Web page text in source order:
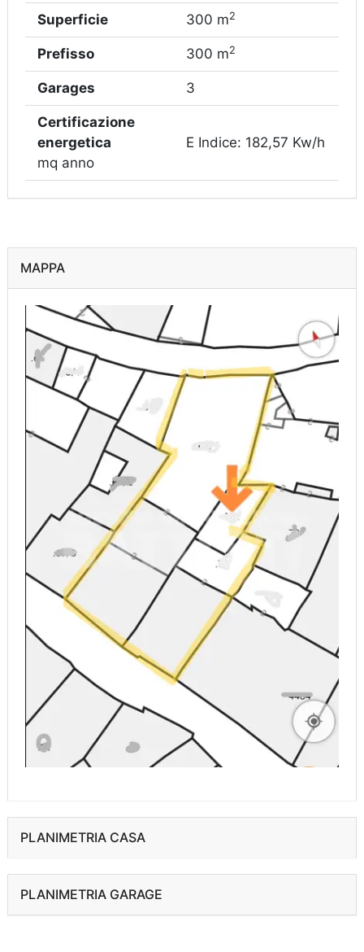
Superficie 300 m2
Prefisso 300 m2
Garages 3
Certificazione
energetica
E Indice: 182,57 Kw/h
mq anno
MAPPA
PLANIMETRIA CASA
PLANIMETRIA GARAGE